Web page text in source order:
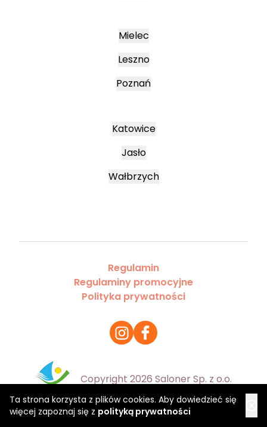
Ta strona korzysta z plików cookies. Aby dowiedzieć się
więcej zapoznaj się z polityką prywatności
Mielec
Leszno
Poznań
Katowice
Jasło
Wałbrzych
Regulamin
Regulaminy promocyjne
Polityka prywatności
Copyright 2026 Saloner Sp. z o.o.